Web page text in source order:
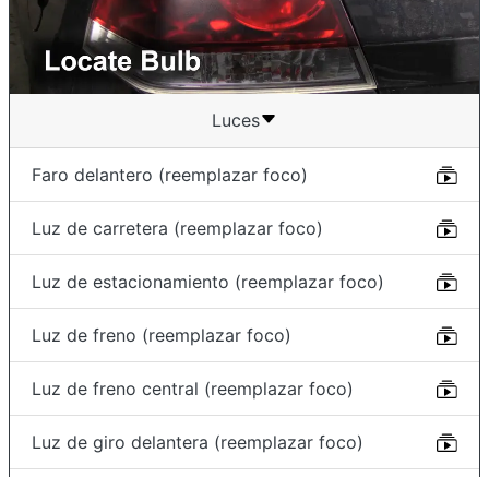
Luces
Faro delantero (reemplazar foco)
Luz de carretera (reemplazar foco)
Luz de estacionamiento (reemplazar foco)
Luz de freno (reemplazar foco)
Luz de freno central (reemplazar foco)
Luz de giro delantera (reemplazar foco)